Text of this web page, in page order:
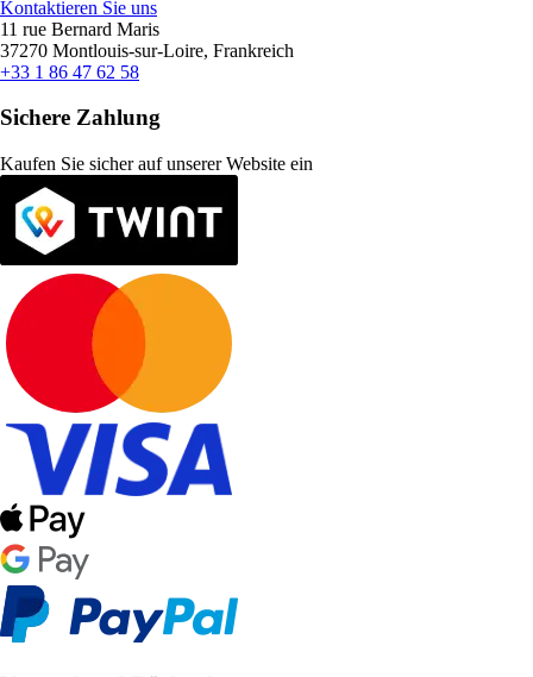
Kontaktieren Sie uns
11 rue Bernard Maris
37270 Montlouis-sur-Loire, Frankreich
+33 1 86 47 62 58
Sichere Zahlung
Kaufen Sie sicher auf unserer Website ein